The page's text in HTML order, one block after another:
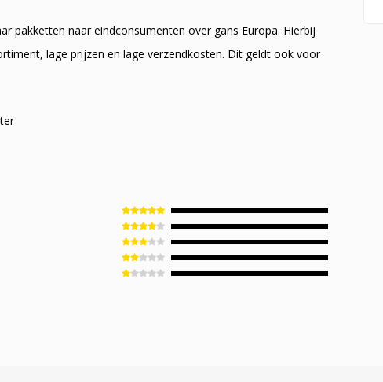
pakketten naar eindconsumenten over gans Europa. Hierbij
lage prijzen en lage verzendkosten. Dit geldt ook voor